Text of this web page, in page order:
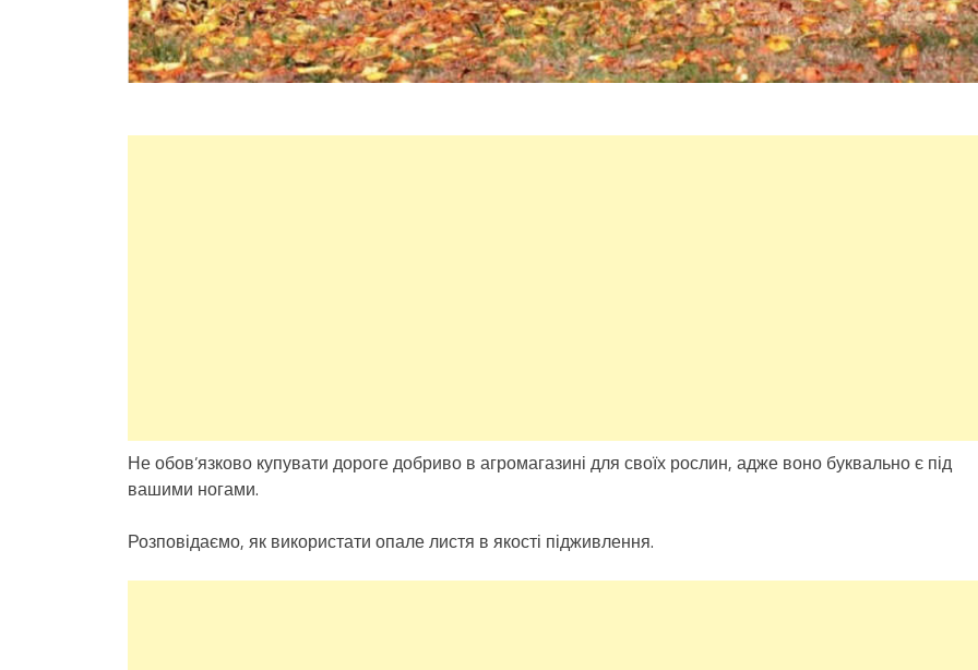
Не обов’язково купувати дороге добриво в агромагазині для своїх рослин, адже воно буквально є під
вашими ногами.
Розповідаємо, як використати опале листя в якості підживлення.